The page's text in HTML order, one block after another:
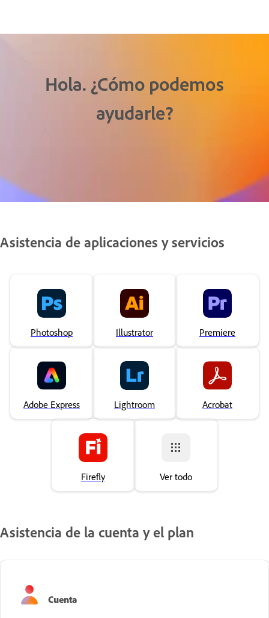
Hola. ¿Cómo podemos
ayudarle?
Asistencia de aplicaciones y servicios
Photoshop Illustrator Premiere
Adobe Express Lightroom Acrobat
Firefly Ver todo
Asistencia de la cuenta y el plan
Cuenta